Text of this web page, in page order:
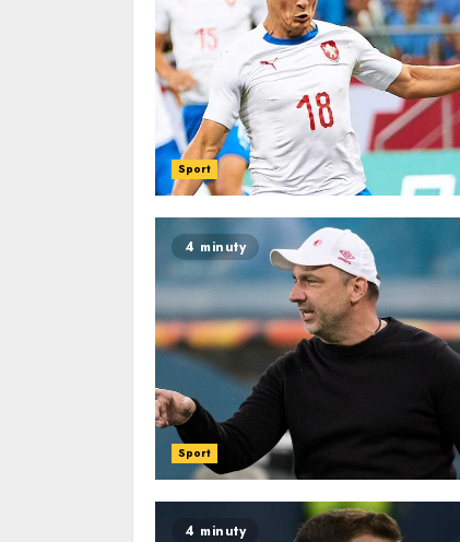
Sport
4 minuty
Sport
4 minuty